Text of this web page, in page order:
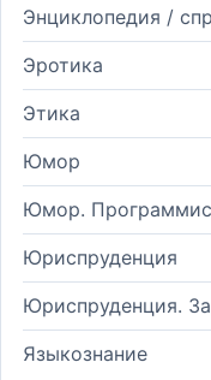
Энциклопедия /
Эротика
Этика
Юмор
Юмор.
Юриспруденция
Юриспруденция.
Языкознание